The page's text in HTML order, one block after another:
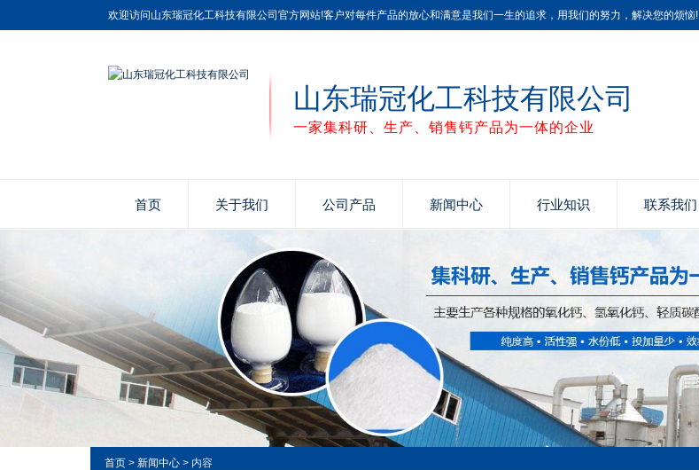
欢迎访问山东瑞冠化工科技有限公司官方网站!客户对每件产品的放心和满意是我们一生的追求，用我们的努力，解决您的烦恼!
山东瑞冠化工科技有限公司
一家集科研、生产、销售钙产品为一体的企业
首页 关于我们 公司产品 新闻中心 行业知识 联系我们
首页 > 新闻中心 > 内容